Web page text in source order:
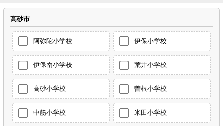
高砂市
阿弥陀小学校 伊保小学校
伊保南小学校 荒井小学校
高砂小学校 曽根小学校
中筋小学校 米田小学校